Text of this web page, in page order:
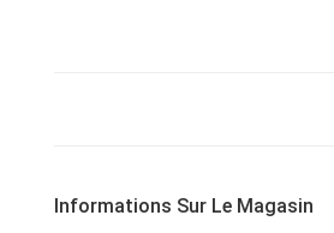
Informations Sur Le Magasin